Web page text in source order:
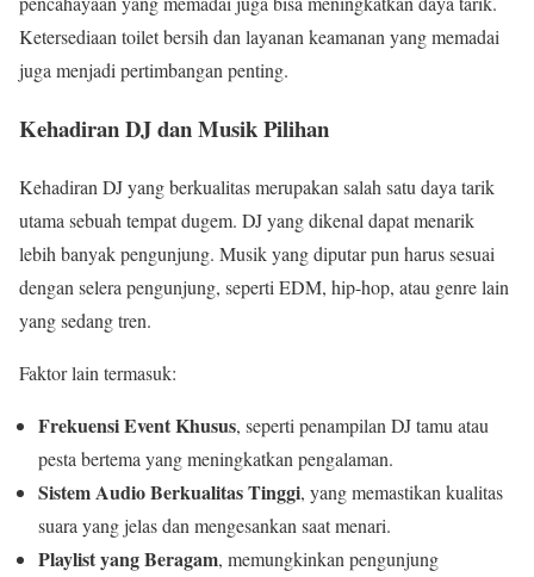
Ketersediaan toilet bersih dan layanan keamanan yang memadai
juga menjadi pertimbangan penting.
Kehadiran DJ dan Musik Pilihan
Kehadiran DJ yang berkualitas merupakan salah satu daya tarik
utama sebuah tempat dugem. DJ yang dikenal dapat menarik
lebih banyak pengunjung. Musik yang diputar pun harus sesuai
dengan selera pengunjung, seperti EDM, hip-hop, atau genre lain
yang sedang tren.
Faktor lain termasuk:
Frekuensi Event Khusus, seperti penampilan DJ tamu atau
pesta bertema yang meningkatkan pengalaman.
Sistem Audio Berkualitas Tinggi, yang memastikan kualitas
suara yang jelas dan mengesankan saat menari.
Playlist yang Beragam, memungkinkan pengunjung